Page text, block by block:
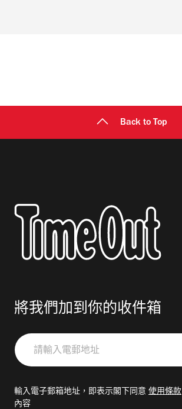
Back to Top
將我們加到你的收件箱
請
輸
郵
輸入電子郵箱地址，即表示閣下同意 使用條款
內容